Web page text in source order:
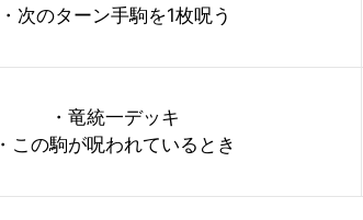
・次のターン手駒を1枚呪う
・竜統一デッキ
・この駒が呪われているとき